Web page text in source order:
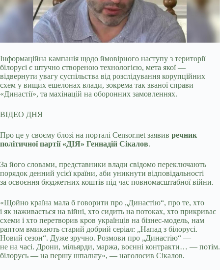
Інформаційна кампанія щодо ймовірного наступу з території
білорусі є штучно створеною технологією, мета якої —
відвернути увагу суспільства від розслідування корупційних
схем у вищих ешелонах влади, зокрема так званої справи
«Династії», та махінацій на оборонних замовленнях.
ВІДЕО ДНЯ
Про це у своєму блозі на порталі Censor.net заявив речник
політичної партії «ДІЯ» Геннадій Сікалов.
За його словами, представники влади свідомо переключають
порядок денний усієї країни, аби уникнути відповідальності
за освоєння бюджетних коштів під час повномасштабної війни.
«Щойно країна мала б говорити про „Династію“, про те, хто
і як наживається на війні, хто сидить на потоках, хто прикриває
схеми і хто перетворив кров українців на бізнес-модель, нам
раптом вмикають старий добрий серіал: „Напад з білорусі.
Новий сезон“. Дуже зручно. Розмови про „Династію“ —
не на часі. Дрони, мільярди, маржа, воєнні контракти… — потім.
білорусь — на першу шпальту», — наголосив Сікалов.